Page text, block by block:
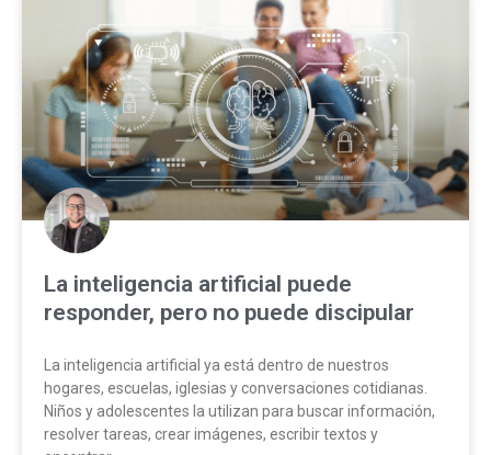
La inteligencia artificial puede
responder, pero no puede discipular
La inteligencia artificial ya está dentro de nuestros
hogares, escuelas, iglesias y conversaciones cotidianas.
Niños y adolescentes la utilizan para buscar información,
resolver tareas, crear imágenes, escribir textos y